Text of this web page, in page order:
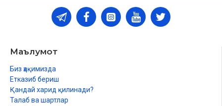
Маълумот
Биз ҳақимизда
Етказиб бериш
Қандай харид қилинади?
Талаб ва шартлар